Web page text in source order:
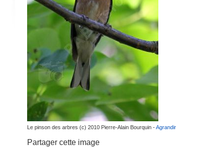
Le pinson des arbres (c) 2010 Pierre-Alain Bourquin -Agrandir
Partager cette image